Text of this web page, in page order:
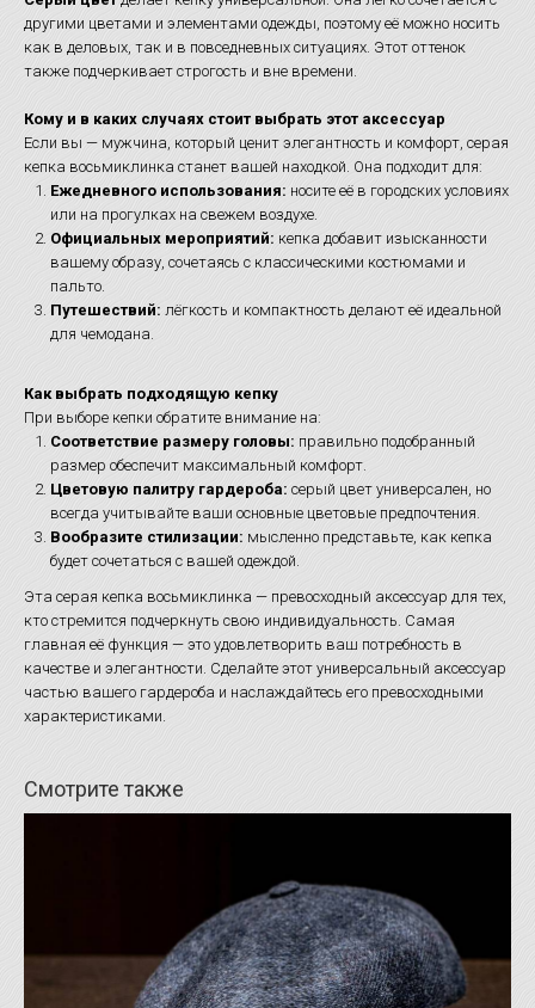
другими цветами и элементами одежды, поэтому её можно носить
как в деловых, так и в повседневных ситуациях. Этот оттенок
также подчеркивает строгость и вне времени.
Кому и в каких случаях стоит выбрать этот аксессуар
Если вы — мужчина, который ценит элегантность и комфорт, серая
кепка восьмиклинка станет вашей находкой. Она подходит для:
Ежедневного использования: носите её в городских условиях
или на прогулках на свежем воздухе.
Официальных мероприятий: кепка добавит изысканности
вашему образу, сочетаясь с классическими костюмами и
пальто.
Путешествий: лёгкость и компактность делают её идеальной
для чемодана.
Как выбрать подходящую кепку
При выборе кепки обратите внимание на:
Соответствие размеру головы: правильно подобранный
размер обеспечит максимальный комфорт.
Цветовую палитру гардероба: серый цвет универсален, но
всегда учитывайте ваши основные цветовые предпочтения.
Вообразите стилизации: мысленно представьте, как кепка
будет сочетаться с вашей одеждой.
Эта серая кепка восьмиклинка — превосходный аксессуар для тех,
кто стремится подчеркнуть свою индивидуальность. Самая
главная её функция — это удовлетворить ваш потребность в
качестве и элегантности. Сделайте этот универсальный аксессуар
частью вашего гардероба и наслаждайтесь его превосходными
характеристиками.
Смотрите также